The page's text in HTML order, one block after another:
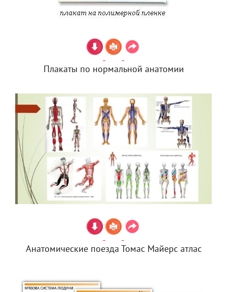
Плакаты по нормальной анатомии
Анатомические поезда Томас Майерс атлас